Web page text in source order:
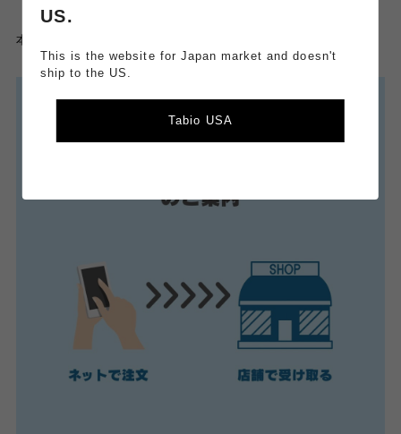
本日もご覧いただきありがとうございました
US.
This is the website for Japan market and doesn't
ship to the US.
Tabio USA